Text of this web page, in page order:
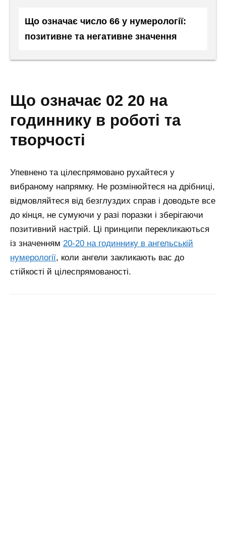
Що означає число 66 у нумерології:
позитивне та негативне значення
що означає 02 20 на
годиннику в роботі та
творчості
Упевнено та цілеспрямовано рухайтеся у
вибраному напрямку. Не розмінюйтеся на дрібниці,
відмовляйтеся від безглуздих справ і доводьте все
до кінця, не сумуючи у разі поразки і зберігаючи
позитивний настрій. Ці принципи перекликаються
із значенням 20-20 на годиннику в ангельській
нумерології, коли ангели закликають вас до
стійкості й цілеспрямованості.